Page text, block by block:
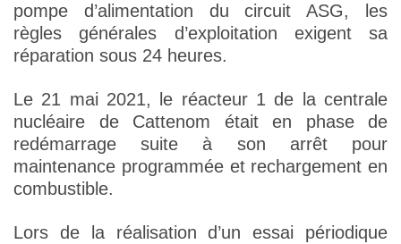
pompe d’alimentation du circuit ASG, les
règles générales d’exploitation exigent sa
réparation sous 24 heures.
Le 21 mai 2021, le réacteur 1 de la centrale
nucléaire de Cattenom était en phase de
redémarrage suite à son arrêt pour
maintenance programmée et rechargement en
combustible.
Lors de la réalisation d’un essai périodique